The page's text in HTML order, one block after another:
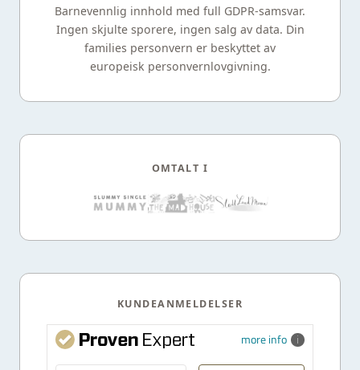
Barnevennlig innhold med full GDPR-samsvar.
Ingen skjulte sporere, ingen salg av data. Din
families personvern er beskyttet av
europeisk personvernlovgivning.
OMTALT I
KUNDEANMELDELSER
more info